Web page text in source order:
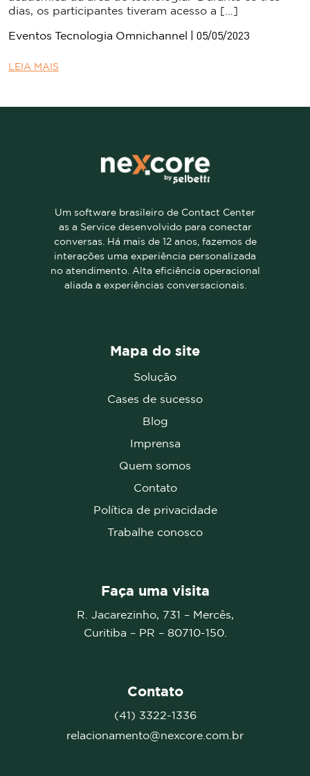
dias, os participantes tiveram acesso a […]
Eventos Tecnologia Omnichannel | 05/05/2023
LEIA MAIS
Um software brasileiro de Contact Center
as a Service desenvolvido para conectar
conversas. Há mais de 12 anos, fazemos de
interações uma experiência personalizada
no atendimento. Alta eficiência operacional
aliada a experiências conversacionais.
Mapa do site
Solução
Cases de sucesso
Blog
Imprensa
Quem somos
Contato
Política de privacidade
Trabalhe conosco
Faça uma visita
R. Jacarezinho, 731 – Mercês,
Curitiba – PR – 80710-150.
Contato
(41) 3322-1336
relacionamento@nexcore.com.br